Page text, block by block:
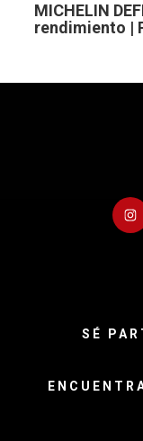
MICHELIN
rendimiento |
SÉ